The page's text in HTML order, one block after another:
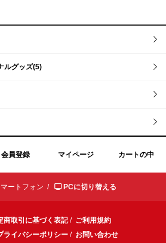
ルグッズ(5)
会員登録 マイページ カートの中
マートフォン / PCに切り替える
商取引に基づく表記/ ご利用規約
ライバシーポリシー / お問い合わせ